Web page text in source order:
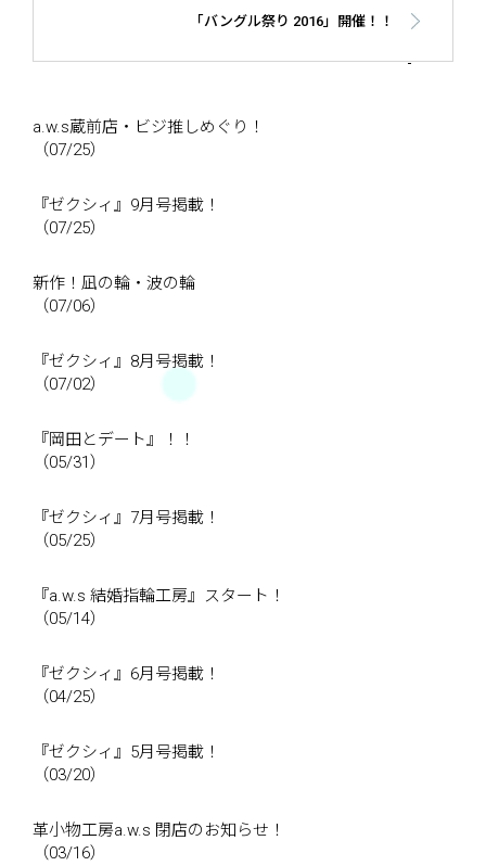
「バングル祭り 2016」開催！！
a.w.s蔵前店・ビジ推しめぐり！
（07/25）
『ゼクシィ』9月号掲載！
（07/25）
新作！凪の輪・波の輪
（07/06）
『ゼクシィ』8月号掲載！
（07/02）
『岡田とデート』！！
（05/31）
『ゼクシィ』7月号掲載！
（05/25）
『a.w.s 結婚指輪工房』スタート！
（05/14）
『ゼクシィ』6月号掲載！
（04/25）
『ゼクシィ』5月号掲載！
（03/20）
革小物工房a.w.s 閉店のお知らせ！
（03/16）